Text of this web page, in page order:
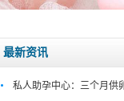
最新资讯
私人助孕中心：三个月供